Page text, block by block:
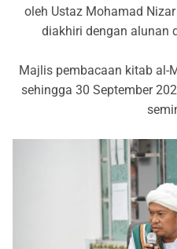
oleh Ustaz Mohamad
diakhiri dengan alunan
Majlis pembacaan kitab al-
sehingga 30 September